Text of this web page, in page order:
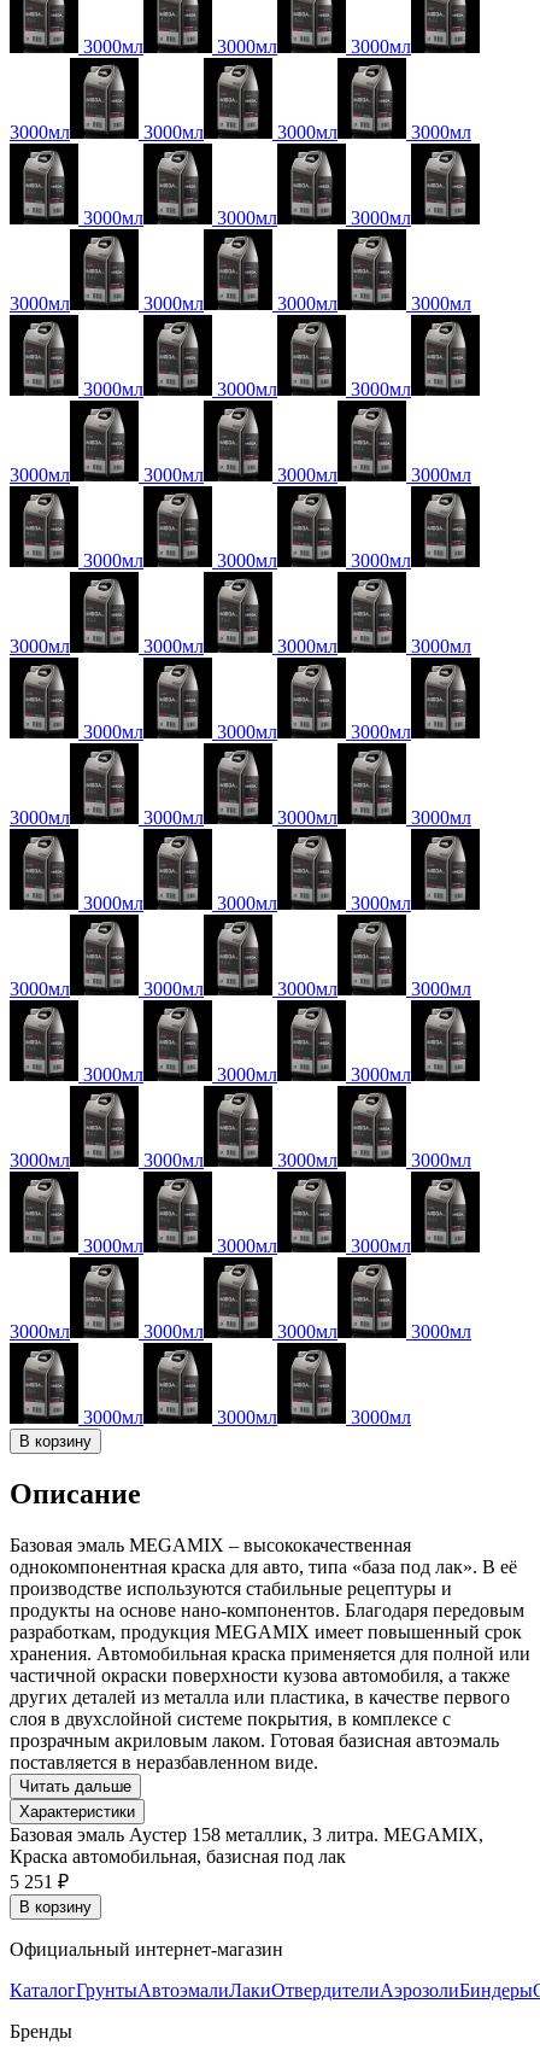
3000мл 3000мл 3000мл
3000мл 3000мл 3000мл 3000мл
3000мл 3000мл 3000мл
3000мл 3000мл 3000мл 3000мл
3000мл 3000мл 3000мл
3000мл 3000мл 3000мл 3000мл
3000мл 3000мл 3000мл
3000мл 3000мл 3000мл 3000мл
3000мл 3000мл 3000мл
3000мл 3000мл 3000мл 3000мл
3000мл 3000мл 3000мл
3000мл 3000мл 3000мл 3000мл
3000мл 3000мл 3000мл
3000мл 3000мл 3000мл 3000мл
3000мл 3000мл 3000мл
3000мл 3000мл 3000мл 3000мл
3000мл 3000мл 3000мл
В корзину
Описание
Базовая эмаль MEGAMIX – высококачественная
однокомпонентная краска для авто, типа «база под лак». В её
производстве используются стабильные рецептуры и
продукты на основе нано-компонентов. Благодаря передовым
разработкам, продукция MEGAMIX имеет повышенный срок
хранения. Автомобильная краска применяется для полной или
частичной окраски поверхности кузова автомобиля, а также
других деталей из металла или пластика, в качестве первого
слоя в двухслойной системе покрытия, в комплексе с
прозрачным акриловым лаком. Готовая базисная автоэмаль
поставляется в неразбавленном виде.
Читать дальше
Характеристики
Базовая эмаль Аустер 158 металлик, 3 литра. MEGAMIX,
Краска автомобильная, базисная под лак
5 251 ₽
В корзину
Официальный интернет-магазин
КаталогГрунтыАвтоэмалиЛакиОтвердителиАэрозолиБиндеры
Бренды